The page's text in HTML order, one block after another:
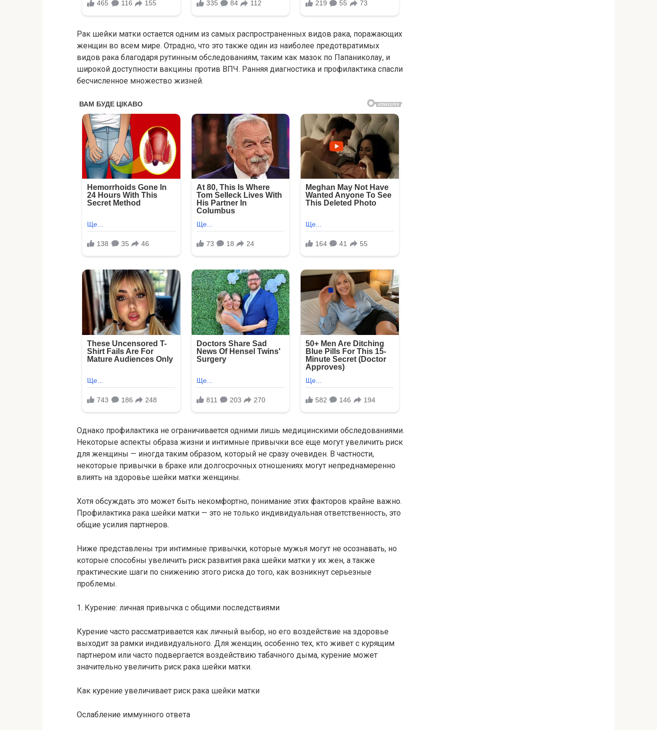
Рак шейки матки остается одним из самых распространенных видов рака, поражающих
женщин во всем мире. Отрадно, что это также один из наиболее предотвратимых
видов рака благодаря рутинным обследованиям, таким как мазок по Папаниколау, и
широкой доступности вакцины против ВПЧ. Ранняя диагностика и профилактика спасли
бесчисленное множество жизней.
Однако профилактика не ограничивается одними лишь медицинскими обследованиями.
Некоторые аспекты образа жизни и интимные привычки все еще могут увеличить риск
для женщины — иногда таким образом, который не сразу очевиден. В частности,
некоторые привычки в браке или долгосрочных отношениях могут непреднамеренно
влиять на здоровье шейки матки женщины.
Хотя обсуждать это может быть некомфортно, понимание этих факторов крайне важно.
Профилактика рака шейки матки — это не только индивидуальная ответственность, это
общие усилия партнеров.
Ниже представлены три интимные привычки, которые мужья могут не осознавать, но
которые способны увеличить риск развития рака шейки матки у их жен, а также
практические шаги по снижению этого риска до того, как возникнут серьезные
проблемы.
1. Курение: личная привычка с общими последствиями
Курение часто рассматривается как личный выбор, но его воздействие на здоровье
выходит за рамки индивидуального. Для женщин, особенно тех, кто живет с курящим
партнером или часто подвергается воздействию табачного дыма, курение может
значительно увеличить риск рака шейки матки.
Как курение увеличивает риск рака шейки матки
Ослабление иммунного ответа